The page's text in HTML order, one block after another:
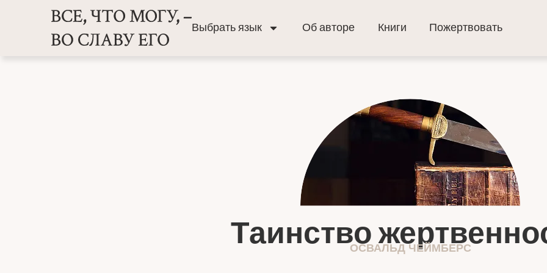
Выбрать язык Об авторе Книги Пожертвовать
ТаинствоОСВАЛЬД ЧЕЙМБЕРС